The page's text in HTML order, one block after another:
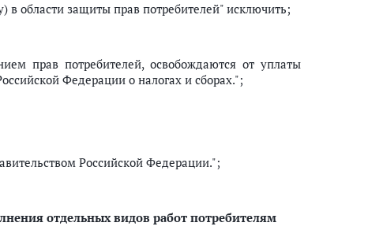
в области защиты прав потребителей" исключить;
прав потребителей, освобождаются от уплаты
Федерации о налогах и сборах.";
Российской Федерации.";
отдельных видов работ потребителям